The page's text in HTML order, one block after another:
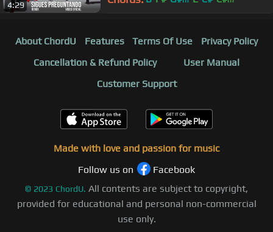
4:29
About ChordU Features Terms Of Use
Privacy Policy
Cancellation & Refund Policy
User Manual
Customer Support
Made with love and passion for music
Follow us on
Facebook
© 2023 ChordU. All contents are subject to copyright,
provided for educational and personal non-commercial
use only.